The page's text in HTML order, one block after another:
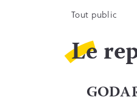
Tout public
Le